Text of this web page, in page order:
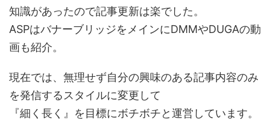
知識があったので記事更新は楽でした。
ASPはバナーブリッジをメインにDMMやDUGAの動
画も紹介。
現在では、無理せず自分の興味のある記事内容のみ
を発信するスタイルに変更して
『細く長く』を目標にボチボチと運営しています。